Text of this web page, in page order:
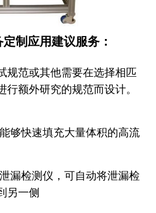
制应用建议服务：
规范或其他需要在选择相匹
行额外研究的规范而设计。
够快速填充大量体积的高流
漏检测仪，可自动将泄漏检
另一侧